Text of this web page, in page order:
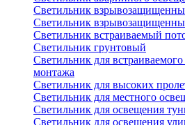
Светильник
Светильник
Светильник встраиваемый
Светильник грунтовый
Светильник для
монтажа
Светильник для высоких
Светильник для местного
Светильник для освещения
Светильник для освещения